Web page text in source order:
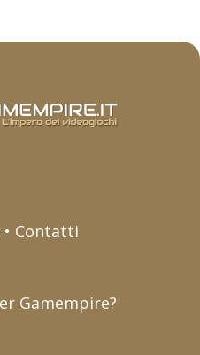
• Contatti
Gamempire?